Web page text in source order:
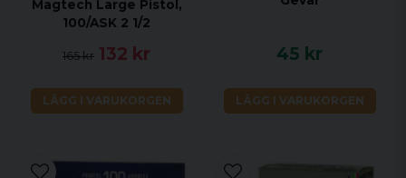
Magtech Large Pistol,
100/ASK 2 1/2
165 kr 132 kr
LÄGG I VARUKORGEN
45 kr
LÄGG I VARUKORGEN